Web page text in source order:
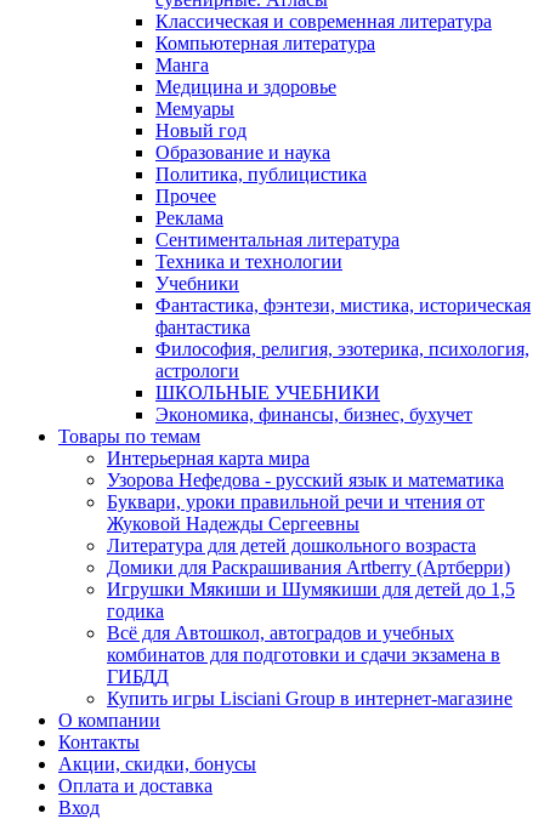
Классическая и современная литература
Компьютерная литература
Манга
Медицина и здоровье
Мемуары
Новый год
Образование и наука
Политика, публицистика
Прочее
Реклама
Сентиментальная литература
Техника и технологии
Учебники
Фантастика, фэнтези, мистика, историческая
фантастика
Философия, религия, эзотерика, психология,
астрологи
ШКОЛЬНЫЕ УЧЕБНИКИ
Экономика, финансы, бизнес, бухучет
Товары по темам
Интерьерная карта мира
Узорова Нефедова - русский язык и математика
Буквари, уроки правильной речи и чтения от
Жуковой Надежды Сергеевны
Литература для детей дошкольного возраста
Домики для Раскрашивания Artberry (Артберри)
Игрушки Мякиши и Шумякиши для детей до 1,5
годика
Всё для Автошкол, автоградов и учебных
комбинатов для подготовки и сдачи экзамена в
ГИБДД
Купить игры Lisciani Group в интернет-магазине
О компании
Контакты
Акции, скидки, бонусы
Оплата и доставка
Вход